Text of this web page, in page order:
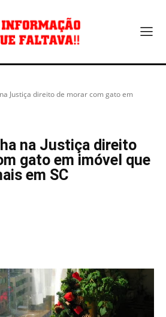
Justiça direito de morar com gato em
na Justiça direito
gato em imóvel que
em SC